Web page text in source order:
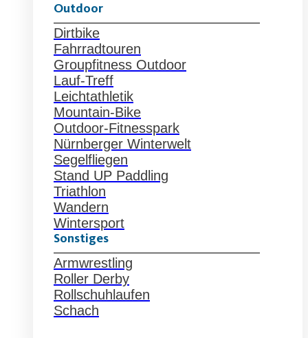
Outdoor
Dirtbike
Fahrradtouren
Groupfitness Outdoor
Lauf-Treff
Leichtathletik
Mountain-Bike
Outdoor-Fitnesspark
Nürnberger Winterwelt
Segelfliegen
Stand UP Paddling
Triathlon
Wandern
Wintersport
Sonstiges
Armwrestling
Roller Derby
Rollschuhlaufen
Schach